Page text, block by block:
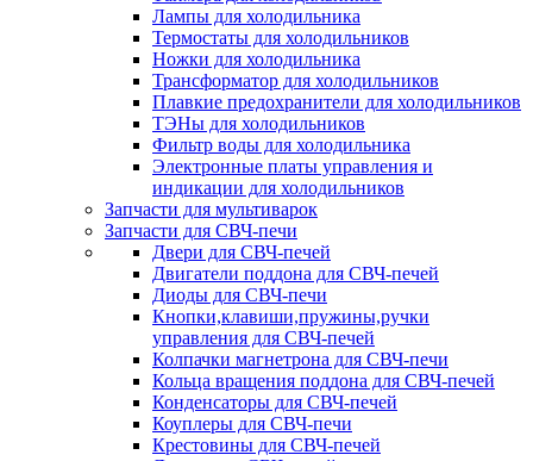
Лампы для холодильника
Термостаты для холодильников
Ножки для холодильника
Трансформатор для холодильников
Плавкие предохранители для холодильников
ТЭНы для холодильников
Фильтр воды для холодильника
Электронные платы управления и
индикации для холодильников
Запчасти для мультиварок
Запчасти для СВЧ-печи
Двери для СВЧ-печей
Двигатели поддона для СВЧ-печей
Диоды для СВЧ-печи
Кнопки,клавиши,пружины,ручки
управления для СВЧ-печей
Колпачки магнетрона для СВЧ-печи
Кольца вращения поддона для СВЧ-печей
Конденсаторы для СВЧ-печей
Коуплеры для СВЧ-печи
Крестовины для СВЧ-печей